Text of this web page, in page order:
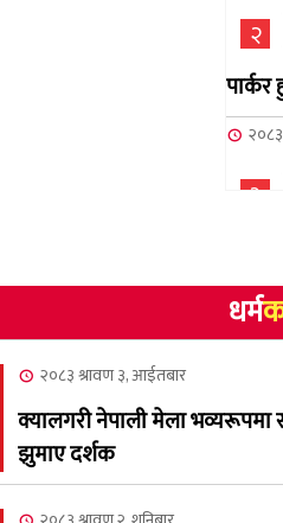
२
३
४
धर्म
२०८३ श्रावण ३, आईतबार
क्यालगरी नेपाली मेला भव्यरूपमा
झुमाए दर्शक